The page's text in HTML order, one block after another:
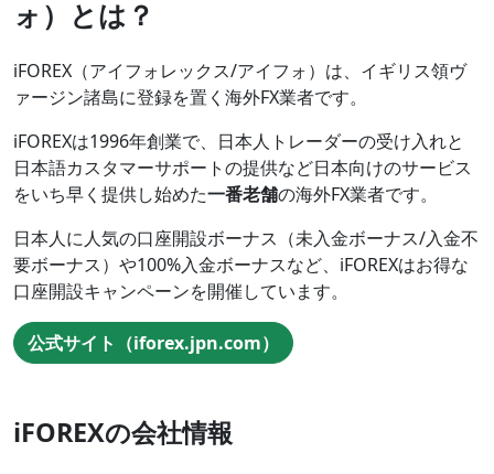
ォ）とは？
iFOREX（アイフォレックス/アイフォ）は、イギリス領ヴ
ァージン諸島に登録を置く海外FX業者です。
iFOREXは1996年創業で、日本人トレーダーの受け入れと
日本語カスタマーサポートの提供など日本向けのサービス
をいち早く提供し始めた一番老舗の海外FX業者です。
日本人に人気の口座開設ボーナス（未入金ボーナス/入金不
要ボーナス）や100%入金ボーナスなど、iFOREXはお得な
口座開設キャンペーンを開催しています。
公式サイト（iforex.jpn.com）
iFOREXの会社情報